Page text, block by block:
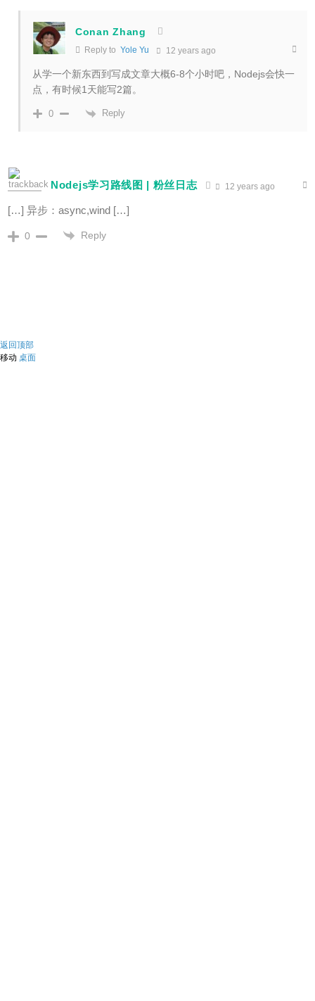
Conan Zhang
Reply to Yole Yu 12 years ago
从学一个新东西到写成文章大概6-8个小时吧，Nodejs会快一
点，有时候1天能写2篇。
0 Reply
Nodejs学习路线图 | 粉丝日志 12 years ago
[…] 异步：async,wind […]
0 Reply
返回顶部
移动 桌面